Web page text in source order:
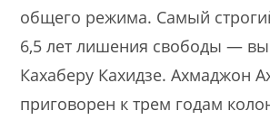
общего режима. Самый
6,5 лет лишения свободы —
Кахаберу Кахидзе. Ахмаджон
приговорен к трем годам